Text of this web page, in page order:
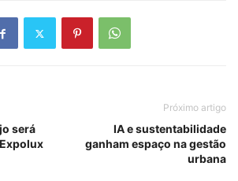
será
Próximo artigo
IA e sustentabilidade
ganham espaço na gestão
urbana